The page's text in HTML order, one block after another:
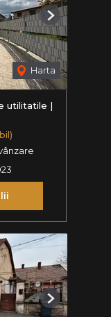
Harta
Next
utilitatile |
Next